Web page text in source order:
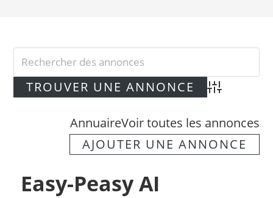
Advanced
AnnuaireVoir toutes les annonces
AJOUTER UNE ANNONCE
Easy-Peasy AI